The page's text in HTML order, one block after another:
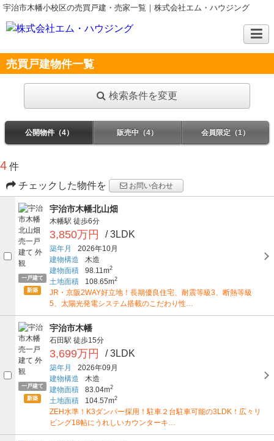
宇治市木幡小校区の売買戸建・売家一覧｜株式会社エム・ハウジング
売買戸建物件一覧
検索条件を変更
公開物件（4） 販売中（4） 会員限定（1）
4 件
チェックした物件を
お問い合わせ
一戸建て
新築
宇治市木幡北山畑
木幡駅 徒歩6分
3,850万円 / 3LDK
築年月
2026年10月
建物構造
木造
建物面積
98.11m2
土地面積 108.65m2
JR・京阪2WAY好立地！長期優良住宅、耐震等級3、断熱等級
5、太陽光発電システム搭載のこだわり性…
一戸建て
新築
宇治市木幡
石田駅 徒歩15分
3,699万円 / 3LDK
築年月
2026年09月
建物構造
木造
建物面積
83.04m2
土地面積 104.57m2
ZEH水準！K3ダンパー採用！駐車２台駐車可能の3LDK！広々リ
ビング18帖にうれしいカウンターキ…